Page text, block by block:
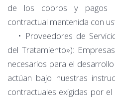
de los cobros y pagos
contractual mantenida con
• Proveedores de
del Tratamiento»):
necesarios para el
actúan bajo nuestras
contractuales exigidas por